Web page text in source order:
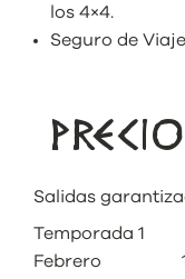
los 4×4.
Seguro de Viaje
Salidas
Temporada 1
Febrero